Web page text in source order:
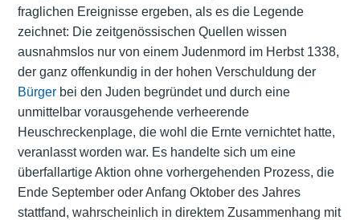
fraglichen Ereignisse ergeben, als es die Legende
zeichnet: Die zeitgenössischen Quellen wissen
ausnahmslos nur von einem Judenmord im Herbst 1338,
der ganz offenkundig in der hohen Verschuldung der
Bürgerbei den Juden begründet und durch eine
unmittelbar vorausgehende verheerende
Heuschreckenplage, die wohl die Ernte vernichtet hatte,
veranlasst worden war. Es handelte sich um eine
überfallartige Aktion ohne vorhergehenden Prozess, die
Ende September oder Anfang Oktober des Jahres
stattfand, wahrscheinlich in direktem Zusammenhang mit